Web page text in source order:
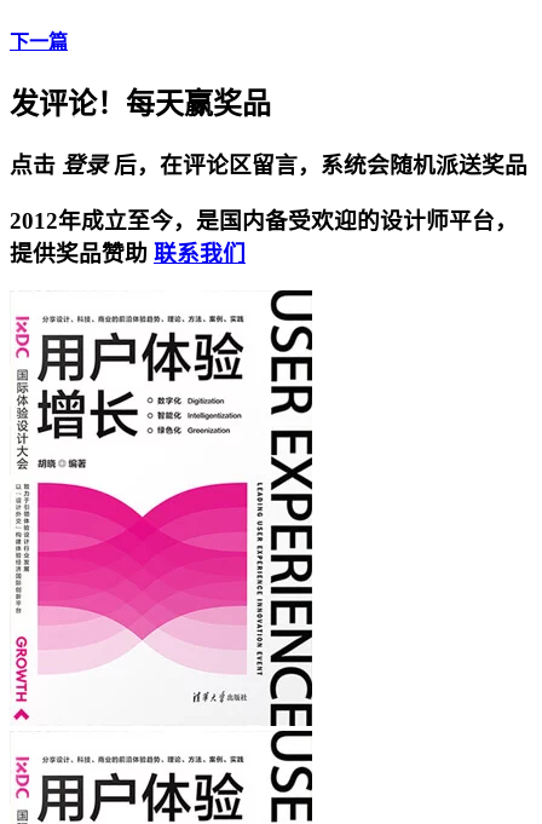
下一篇
发评论！每天赢奖品
点击 登录后，在评论区留言，系统会随机派送奖品
2012年成立至今，是国内备受欢迎的设计师平台，
提供奖品赞助 联系我们